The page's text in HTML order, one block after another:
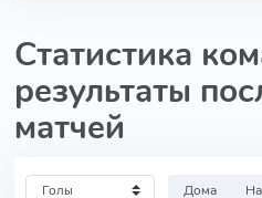
Статистика
результаты
матчей
Дома